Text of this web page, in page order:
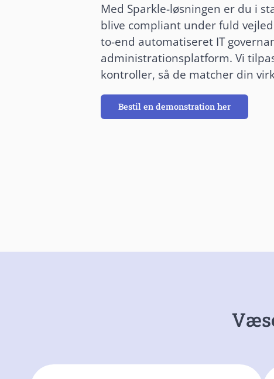
Med Sparkle-løsningen er du i
blive compliant under fuld
to-end automatiseret IT
administrationsplatform. Vi
kontroller, så de matcher din
Bestil en demonstration her